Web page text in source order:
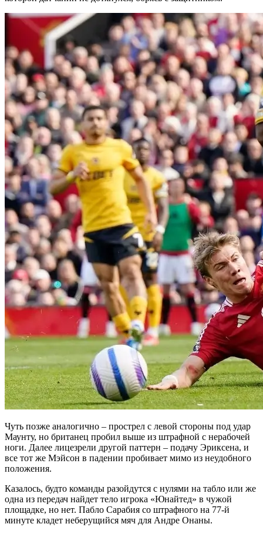
Чуть позже аналогично – прострел с левой стороны под удар
Маунту, но британец пробил выше из штрафной с нерабочей
ноги. Далее лицезрели другой паттерн – подачу Эриксена, и
все тот же Мэйсон в падении пробивает мимо из неудобного
положения.
Казалось, будто команды разойдутся с нулями на табло или же
одна из передач найдет тело игрока «Юнайтед» в чужой
площадке, но нет. Пабло Сарабия со штрафного на 77-й
минуте кладет неберущийся мяч для Андре Онаны.